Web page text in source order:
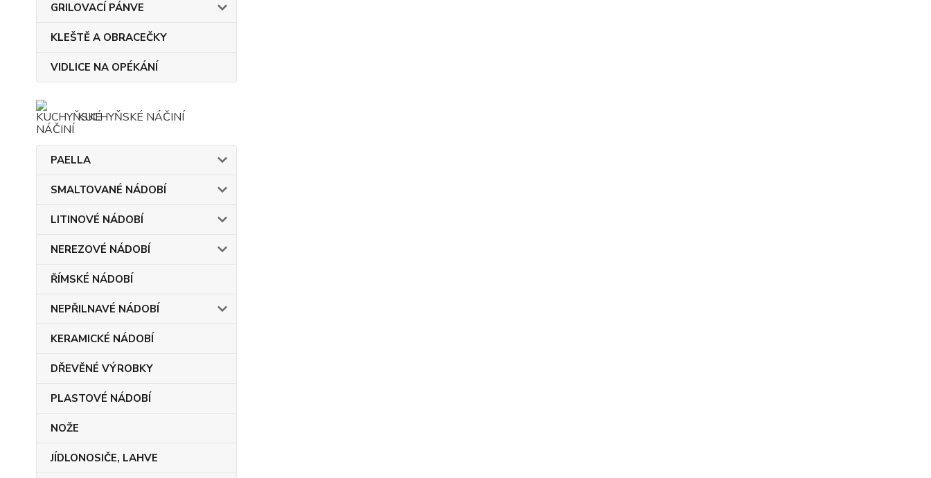
GRILOVACÍ PÁNVE
KLEŠTĚ A OBRACEČKY
VIDLICE NA OPÉKÁNÍ
KUCHYŇSKÉ NÁČINÍ
PAELLA
SMALTOVANÉ NÁDOBÍ
LITINOVÉ NÁDOBÍ
NEREZOVÉ NÁDOBÍ
ŘÍMSKÉ NÁDOBÍ
NEPŘILNAVÉ NÁDOBÍ
KERAMICKÉ NÁDOBÍ
DŘEVĚNÉ VÝROBKY
PLASTOVÉ NÁDOBÍ
NOŽE
JÍDLONOSIČE, LAHVE